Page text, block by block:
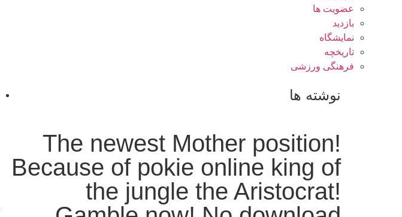
عضویت ها
بازدید
نمایشگاه
تاريخچه
فرهنگی ورزشی
نوشته ها
The newest Mother position!
Because of pokie online king of
the jungle the Aristocrat!